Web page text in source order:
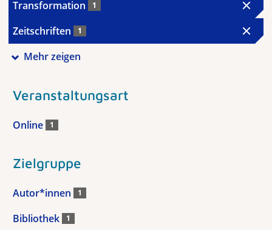
Transformation 1
Zeitschriften 1
Mehr zeigen
Veranstaltungsart
Online 1
Zielgruppe
Autor*innen 1
Bibliothek 1